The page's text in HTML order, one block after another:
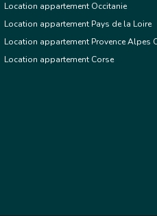
Location appartement Occitanie
Location appartement Pays de la Loire
Location appartement Provence Alpes
Location appartement Corse